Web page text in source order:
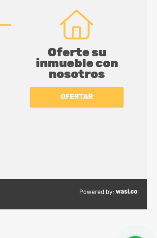
Oferte su
inmueble con
nosotros
OFERTAR
Powered by: wasi.co